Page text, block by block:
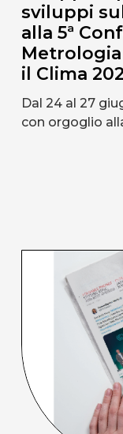
sviluppi
alla 5ª
il Clima
Dal 24 al 27
con orgoglio